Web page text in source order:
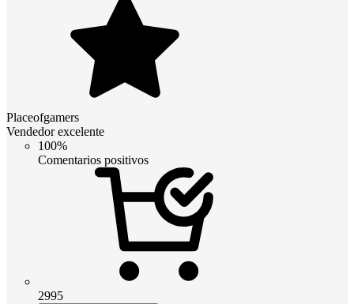
Placeofgamers
Vendedor excelente
100%
Comentarios positivos
2995